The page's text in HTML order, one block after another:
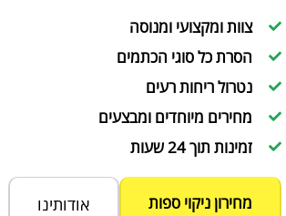
צוות ומקצועי ומנוסה
הסרת כל סוגי הכתמים
נטרול ריחות רעים
מחירים מיוחדים ומבצעים
זמינות תוך 24 שעות
מחירון ניקוי ספות אודותינו